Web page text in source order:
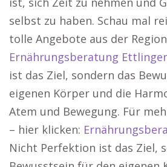
selbst zu haben. Schau mal
tolle Angebote aus der
Ernährungsberatung
ist das Ziel, sondern das
eigenen Körper und die
Atem und Bewegung. Für
– hier klicken:
Nicht Perfektion ist das Ziel,